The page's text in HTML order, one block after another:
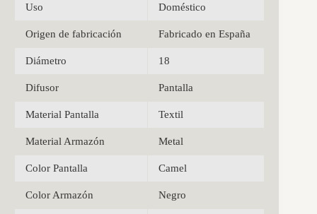
Uso Doméstico
Origen de fabricación Fabricado en España
Diámetro 18
Difusor Pantalla
Material Pantalla Textil
Material Armazón Metal
Color Pantalla Camel
Color Armazón Negro